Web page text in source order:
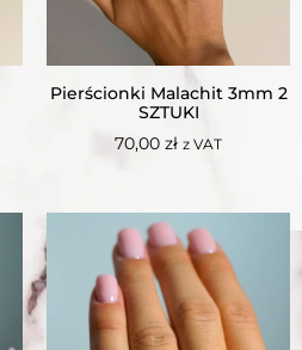
Pierścionki Malachit 3mm 2
SZTUKI
70,00 zł z VAT